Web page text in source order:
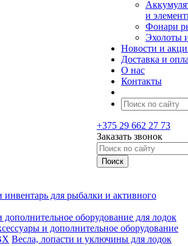
и
Фонари
Эхолоты
Новости и
Доставка и
О нас
Контакты
+375 29 662 27 73
Заказать звонок
инвентарь для рыбалки и активного
дополнительное оборудование для лодок
и дополнительное оборудование
Весла, лопасти и уключины для лодок